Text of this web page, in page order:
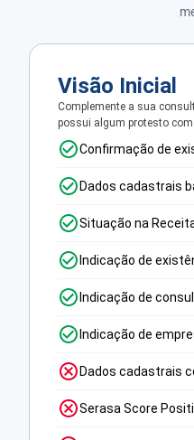
Visão Inicial
Complemente a sua
possui algum protesto
Confirmação de
Dados cadastrais
Situação na
Indicação de
Indicação de
Indicação de
Dados cadastrais
Serasa Score